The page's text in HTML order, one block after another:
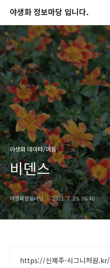
야생화 정보마당 입니다.
야생화 데이타/여름
비덴스
야생화정보마당 2021. 7. 25. 06:40
https://신제주-시그니처원.kr/